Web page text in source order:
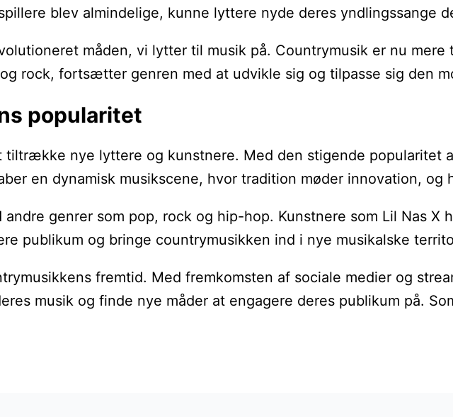
blev almindelige, kunne lyttere nyde deres yndlingssange
måden, vi lytter til musik på. Countrymusik er nu
rock, fortsætter genren med at udvikle sig og tilpasse sig den
popularitet
nye lyttere og kunstnere. Med den stigende popularitet
en dynamisk musikscene, hvor tradition møder innovation, og
genrer som pop, rock og hip-hop. Kunstnere som Lil Nas
publikum og bringe countrymusikken ind i nye musikalske
fremtid. Med fremkomsten af sociale medier og
musik og finde nye måder at engagere deres publikum på.